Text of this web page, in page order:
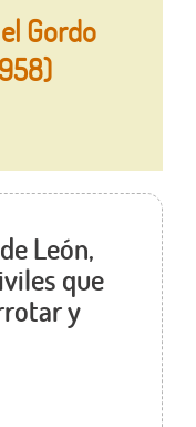
Gordo
León,
que
y